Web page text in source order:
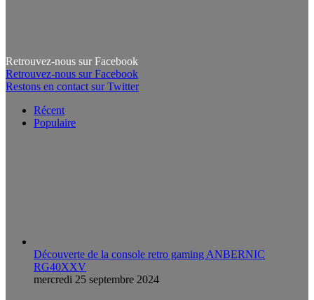
Retrouvez-nous sur Facebook
Retrouvez-nous sur Facebook
Restons en contact sur Twitter
Récent
Populaire
Découverte de la console retro gaming ANBERNIC
RG40XXV
mercredi 25 septembre 2024